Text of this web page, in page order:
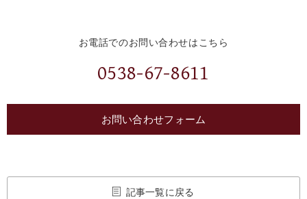
お電話でのお問い合わせはこちら
0538-67-8611
お問い合わせフォーム
記事一覧に戻る